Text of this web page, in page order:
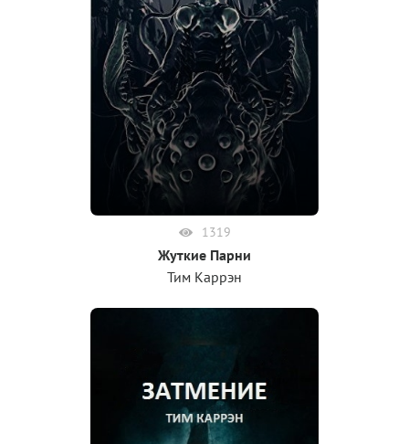
1319
Жуткие Парни
Тим Каррэн